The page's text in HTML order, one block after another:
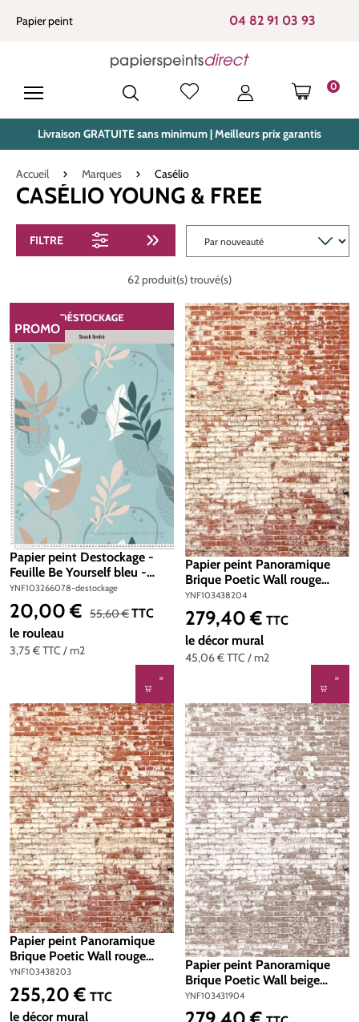
principal
Papier peint 04 82 91 03 93
0
LE
Livraison GRATUITE sans minimum | Meilleurs prix garantis
Accueil Marques Casélio
CASÉLIO YOUNG & FREE
FILTRE
62 produit(s) trouvé(s)
RÉDUCTION
PROMO
Papier peint Destockage -
Feuille Be Yourself bleu -
Young & Free de Casélio
YNF103266078-destockage
3,75 €TTC / m2
Prix de vente :
20,00 € Prix régulier :
55,60 €TTC
le rouleau
Papier peint Panoramique
Brique Poetic Wall rouge
200x310 - Young And Free
de Casélio | Réf.
YNF103438204
YNF103438204
45,06 €TTC / m2
Prix régulier :
279,40 € TTC
le décor mural
Papier peint Panoramique
Brique Poetic Wall rouge
200x280 - Young And Free
de Casélio | Réf.
YNF103438203
YNF103438203
Prix régulier :
255,20 € TTC
le décor mural
Papier peint Panoramique
Brique Poetic Wall beige
200x310 - Young And Free
de Casélio | Réf.
YNF103431904